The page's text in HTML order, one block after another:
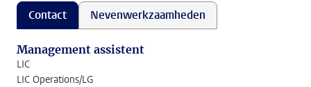
Contact Nevenwerkzaamheden
Management assistent
LIC
LIC Operations/LG